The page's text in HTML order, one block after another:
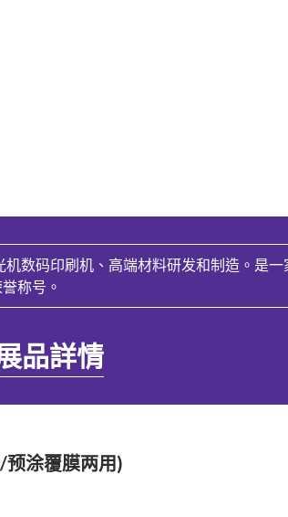
数码印刷机、高端材料研发和制造。是
称号。
品詳情
涂覆膜两用)